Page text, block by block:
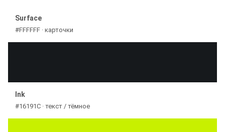
Surface
#FFFFFF · карточки
Ink
#16191C · текст / тёмное